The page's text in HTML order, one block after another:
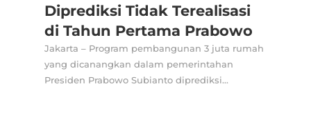
Diprediksi Tidak Terealisasi
di Tahun Pertama Prabowo
Jakarta – Program pembangunan 3 juta rumah
yang dicanangkan dalam pemerintahan
Presiden Prabowo Subianto diprediksi...